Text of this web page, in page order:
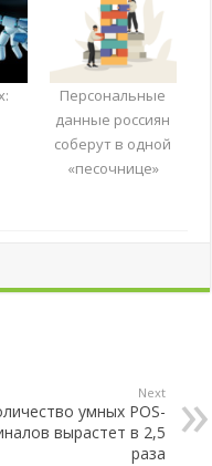
Персональные
данные россиян
соберут в одной
«песочнице»
Next
умных POS-
вырастет в 2,5
раза